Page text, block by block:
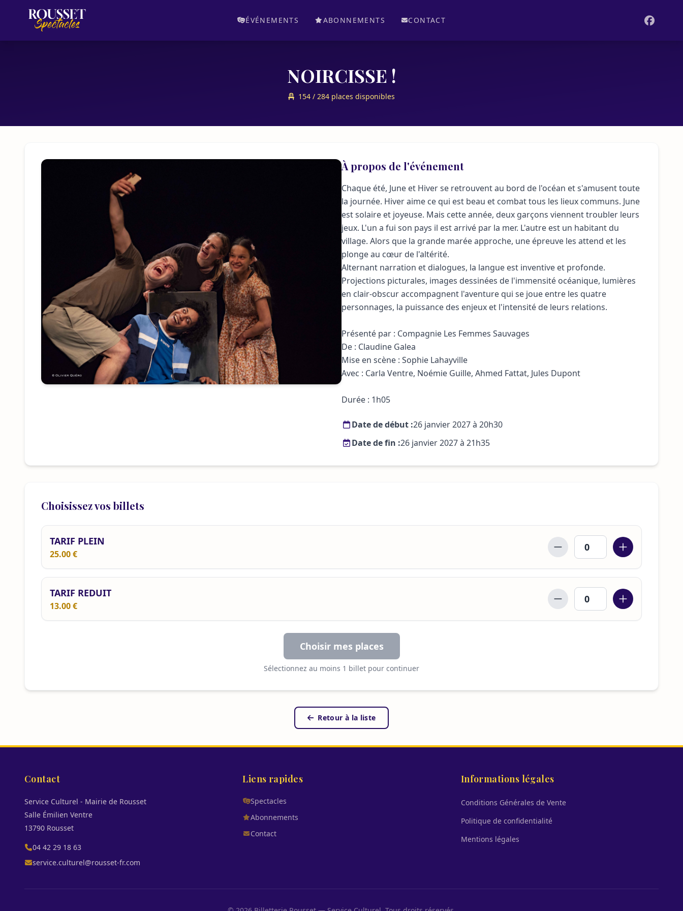
ÉVÉNEMENTS ABONNEMENTS CONTACT
NOIRCISSE !
154 / 284 places disponibles
À propos de l'événement
Chaque été, June et Hiver se retrouvent au bord de l'océan et s'amusent toute
la journée. Hiver aime ce qui est beau et combat tous les lieux communs. June
est solaire et joyeuse. Mais cette année, deux garçons viennent troubler leurs
jeux. L'un a fui son pays il est arrivé par la mer. L'autre est un habitant du
village. Alors que la grande marée approche, une épreuve les attend et les
plonge au cœur de l'altérité.
Alternant narration et dialogues, la langue est inventive et profonde.
Projections picturales, images dessinées de l'immensité océanique, lumières
en clair-obscur accompagnent l'aventure qui se joue entre les quatre
personnages, la puissance des enjeux et l'intensité de leurs relations.
Présenté par : Compagnie Les Femmes Sauvages
De : Claudine Galea
Mise en scène : Sophie Lahayville
Avec : Carla Ventre, Noémie Guille, Ahmed Fattat, Jules Dupont
Durée : 1h05
Date de début :26 janvier 2027 à 20h30
Date de fin :26 janvier 2027 à 21h35
Choisissez vos billets
TARIF PLEIN
25.00 €
TARIF REDUIT
13.00 €
Choisir mes places
Sélectionnez au moins 1 billet pour continuer
Retour à la liste
Contact
Service Culturel - Mairie de Rousset
Salle Émilien Ventre
13790 Rousset
04 42 29 18 63
service.culturel@rousset-fr.com
Liens rapides
Spectacles
Abonnements
Contact
Informations légales
Conditions Générales de Vente
Politique de confidentialité
Mentions légales